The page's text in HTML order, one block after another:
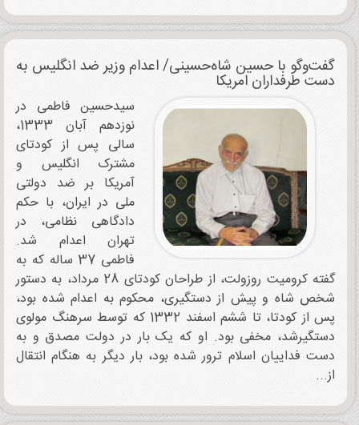
گفت‌وگو با حسین شاه‌حسینی/ اعدام وزیر ضد انگلیس به
دست طرفداران امریکا
سیدحسین فاطمی در
نوزدهم آبان 1333،
سالی پس از کودتای
مشترک انگلیس و
آمریکا بر ضد دولتی
ملی در ایران، با حکم
دادگاهی نظامی، در
تهران اعدام شد.
فاطمی 37 ساله که به
گفته کرومیت روزولت، از طراحان کودتای 28 مرداد، به دستور
شخص شاه و پیش از دستگیری، محکوم به اعدام شده ‌بود،
پس‌ از کودتا، تا ششم اسفند 1332 که توسط سرهنگ مولوی
دستگیرشد، مخفی بود. او که یک بار در دولت مصدق و به
دست فداییان اسلام ترور شده‌ بود، بار دیگر به هنگام انتقال
از...